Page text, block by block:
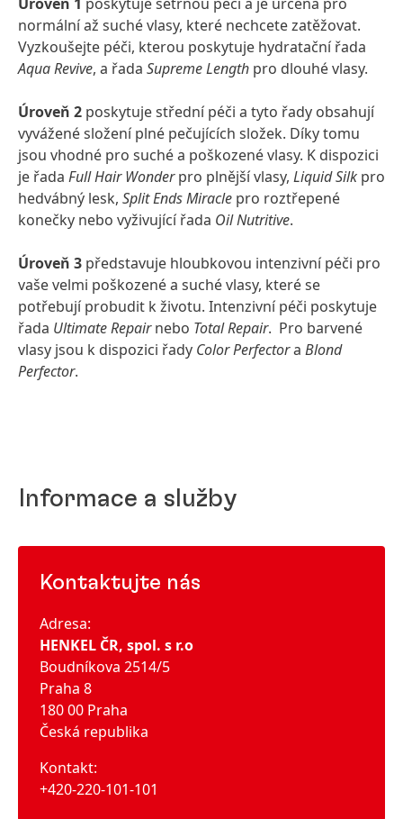
normální až suché vlasy, které nechcete zatěžovat.
Vyzkoušejte péči, kterou poskytuje hydratační řada
Aqua Revive, a řada Supreme Length pro dlouhé vlasy.
Úroveň 2 poskytuje střední péči a tyto řady obsahují
vyvážené složení plné pečujících složek. Díky tomu
jsou vhodné pro suché a poškozené vlasy. K dispozici
je řada Full Hair Wonderpro plnější vlasy, Liquid Silk pro
hedvábný lesk, Split Ends Miracle pro roztřepené
konečky nebo vyživující řada Oil Nutritive.
Úroveň 3 představuje hloubkovou intenzivní péči pro
vaše velmi poškozené a suché vlasy, které se
potřebují probudit k životu. Intenzivní péči poskytuje
řada Ultimate Repairnebo Total Repair. Pro barvené
vlasy jsou k dispozici řady Color Perfectora Blond
Perfector.
Informace a služby
Kontaktujte nás
Adresa:
HENKEL ČR, spol. s r.o
Boudníkova 2514/5
Praha 8
180 00 Praha
Česká republika
Kontakt:
+420-220-101-101